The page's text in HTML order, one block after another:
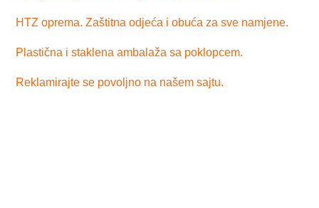
HTZ oprema. Zaštitna odjeća i obuća za sve namjene.
Plastična i staklena ambalaža sa poklopcem.
Reklamirajte se povoljno na našem sajtu.